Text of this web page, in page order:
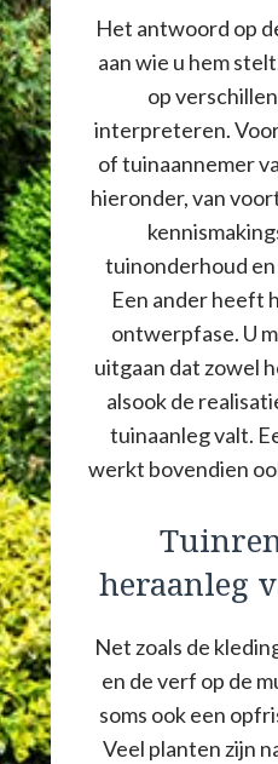
Het antwoord op
aan wie u hem
op
interpreteren.
of tuinaannemer
hieronder, van
tuinonderhoud en
Een ander heeft
ontwerpfase. U
uitgaan dat zowel
alsook de
tuinaanleg valt.
werkt bovendien
heraanleg
Net zoals de
en de verf op de
soms ook een
Veel planten zijn